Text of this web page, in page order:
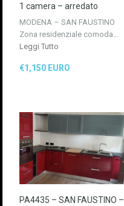
1 camera – arredato
MODENA – SAN FAUSTINO
Zona residenziale comoda…
Leggi Tutto
€1,150 EURO
PA4435 – SAN FAUSTINO –